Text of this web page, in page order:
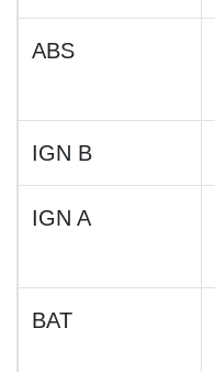
ABS
IGN B
IGN A
BAT